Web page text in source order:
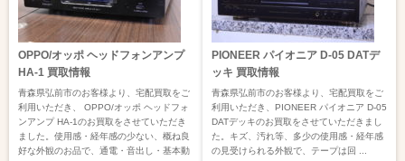
OPPO/オッポ ヘッドフォンアンプ
HA-1 買取情報
青森県弘前市のお客様より、宅配買取をご
利用いただき、 OPPO/オッポ ヘッドフォ
ンアンプ HA-1のお買取をさせていただき
ました。使用感・経年感の少ない、概ね良
好な外観のお品で、通電・音出し・基本動
PIONEER パイオニア D-05 DATデ
ッキ 買取情報
青森県弘前市のお客様より、宅配買取をご
利用いただき、PIONEER パイオニア D-05
DATデッキのお買取をさせていただきまし
た。キズ、汚れ等、多少の使用感・経年感
の見受けられる外観で、テープは回 ...